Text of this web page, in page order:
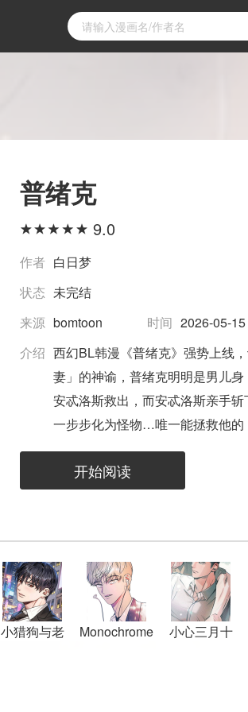
普绪克
9.0
作者 白日梦
状态 未完结
来源 bomtoon 时间 2026-05-
介绍 西幻BL韩漫《普绪克》强势上线
妻」的神谕，普绪克明明是男儿
安忒洛斯救出，而安忒洛斯亲手
一步步化为怪物…唯一能拯救他的
恩人？普绪克陷入了混乱之中…
开始阅读
小猎狗与老
Monochrome
小心三月十